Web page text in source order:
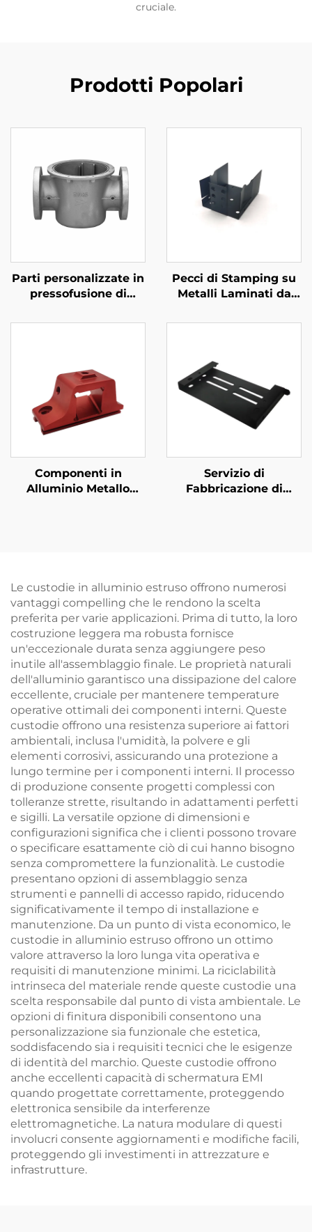
cruciale.
Prodotti Popolari
Parti personalizzate in
pressofusione di
Pecci di Stamping su
Metalli Laminati da
Fabbricazione su
Componenti in
Alluminio Metallo
Servizio di
Fabbricazione di
Le custodie in alluminio estruso offrono numerosi
vantaggi compelling che le rendono la scelta
preferita per varie applicazioni. Prima di tutto, la loro
costruzione leggera ma robusta fornisce
un'eccezionale durata senza aggiungere peso
inutile all'assemblaggio finale. Le proprietà naturali
dell'alluminio garantisco una dissipazione del calore
eccellente, cruciale per mantenere temperature
operative ottimali dei componenti interni. Queste
custodie offrono una resistenza superiore ai fattori
ambientali, inclusa l'umidità, la polvere e gli
elementi corrosivi, assicurando una protezione a
lungo termine per i componenti interni. Il processo
di produzione consente progetti complessi con
tolleranze strette, risultando in adattamenti perfetti
e sigilli. La versatile opzione di dimensioni e
configurazioni significa che i clienti possono trovare
o specificare esattamente ciò di cui hanno bisogno
senza compromettere la funzionalità. Le custodie
presentano opzioni di assemblaggio senza
strumenti e pannelli di accesso rapido, riducendo
significativamente il tempo di installazione e
manutenzione. Da un punto di vista economico, le
custodie in alluminio estruso offrono un ottimo
valore attraverso la loro lunga vita operativa e
requisiti di manutenzione minimi. La riciclabilità
intrinseca del materiale rende queste custodie una
scelta responsabile dal punto di vista ambientale. Le
opzioni di finitura disponibili consentono una
personalizzazione sia funzionale che estetica,
soddisfacendo sia i requisiti tecnici che le esigenze
di identità del marchio. Queste custodie offrono
anche eccellenti capacità di schermatura EMI
quando progettate correttamente, proteggendo
elettronica sensibile da interferenze
elettromagnetiche. La natura modulare di questi
involucri consente aggiornamenti e modifiche facili,
proteggendo gli investimenti in attrezzature e
infrastrutture.